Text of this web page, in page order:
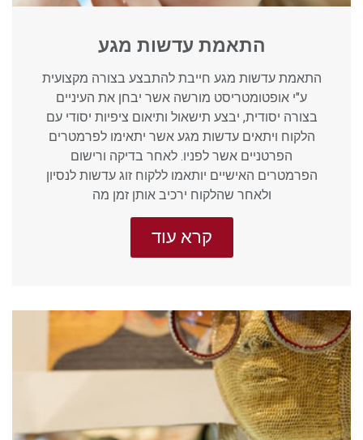
התאמת עדשות מגע
התאמת עדשות מגע חייבת להתבצע בצורה מקצועית
ע"י אופטומטריסט מורשה אשר יבחן את העיניים
בצורה יסודית, יבצע תישאול ותיאום ציפיות יסודי עם
הלקוח ויתאים עדשות מגע אשר יתאימו לפרמטרים
הפרטניים אשר לפניו. לאחר בדיקה ורישום
הפרמטרים האישיים יותאמו ללקוח זוג עדשות לנסיון
ולאחר שהלקוח ירכיב אותן זמן מה
קרא עוד